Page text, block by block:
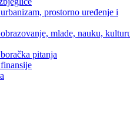
poslove
politiku, zdravstvo,
prostorno uređenje i
mlade, nauku,
pitanja